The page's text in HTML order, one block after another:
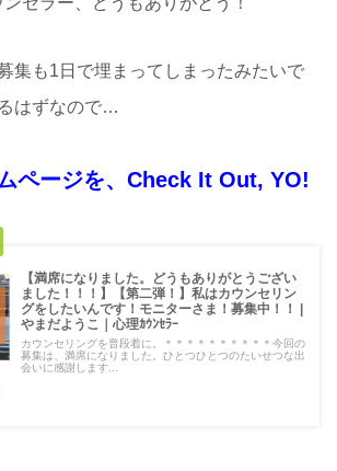
集も1日で埋まってしまったみたいで
はずなので…
ページを、Check It Out, YO!
【満席になりました。どうもありがとうござい
ました！！！】【第二弾！】私はカウンセリン
グをしたいんです！モニターさま！募集中！！ |
やまだようこ｜心理ｶｳﾝｾﾗｰ
カウンセリングを普段着に。＊＊＊＊＊＊＊＊＊＊今回の
募集は、満席になりました。ひとつひとつのたいせつな出
会いに感謝します...